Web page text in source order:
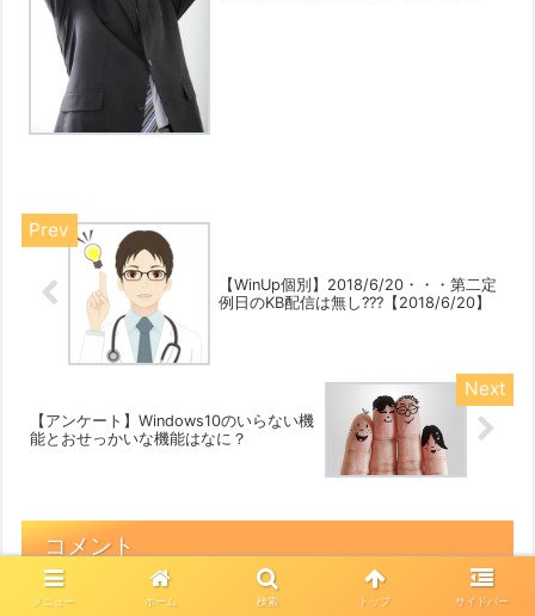
【WinUp個別】2018/6/20・・・第二定
例日のKB配信は無し???【2018/6/20】
【アンケート】Windows10のいらない機
能とおせっかいな機能はなに？
コメント
メニュー ホーム 検索 トップ サイドバー